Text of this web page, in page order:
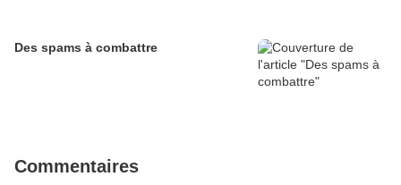
Des spams à combattre
Commentaires